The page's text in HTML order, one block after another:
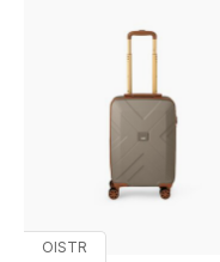
OISTR